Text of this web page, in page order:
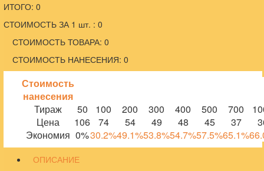
ИТОГО: 0
СТОИМОСТЬ ЗА 1 шт. : 0
СТОИМОСТЬ ТОВАРА: 0
СТОИМОСТЬ НАНЕСЕНИЯ: 0
Стоимость
нанесения
Тираж
50 100 200 300 400 500 700
Цена
106 74 54 49 48 45 37
Экономия 0%30.2%49.1%53.8%54.7%57.5%65.1%
ОПИСАНИЕ